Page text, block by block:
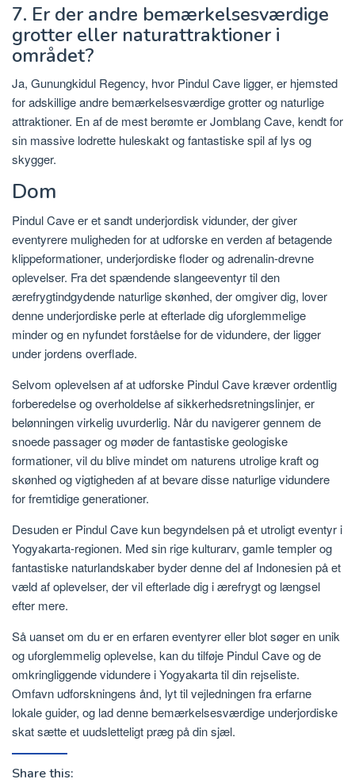
7. Er der andre bemærkelsesværdige
grotter eller naturattraktioner i
området?
Ja, Gunungkidul Regency, hvor Pindul Cave ligger, er hjemsted
for adskillige andre bemærkelsesværdige grotter og naturlige
attraktioner. En af de mest berømte er Jomblang Cave, kendt for
sin massive lodrette huleskakt og fantastiske spil af lys og
skygger.
Dom
Pindul Cave er et sandt underjordisk vidunder, der giver
eventyrere muligheden for at udforske en verden af ​​betagende
klippeformationer, underjordiske floder og adrenalin-drevne
oplevelser. Fra det spændende slangeeventyr til den
ærefrygtindgydende naturlige skønhed, der omgiver dig, lover
denne underjordiske perle at efterlade dig uforglemmelige
minder og en nyfundet forståelse for de vidundere, der ligger
under jordens overflade.
Selvom oplevelsen af ​​at udforske Pindul Cave kræver ordentlig
forberedelse og overholdelse af sikkerhedsretningslinjer, er
belønningen virkelig uvurderlig. Når du navigerer gennem de
snoede passager og møder de fantastiske geologiske
formationer, vil du blive mindet om naturens utrolige kraft og
skønhed og vigtigheden af ​​at bevare disse naturlige vidundere
for fremtidige generationer.
Desuden er Pindul Cave kun begyndelsen på et utroligt eventyr i
Yogyakarta-regionen. Med sin rige kulturarv, gamle templer og
fantastiske naturlandskaber byder denne del af Indonesien på et
væld af oplevelser, der vil efterlade dig i ærefrygt og længsel
efter mere.
Så uanset om du er en erfaren eventyrer eller blot søger en unik
og uforglemmelig oplevelse, kan du tilføje Pindul Cave og de
omkringliggende vidundere i Yogyakarta til din rejseliste.
Omfavn udforskningens ånd, lyt til vejledningen fra erfarne
lokale guider, og lad denne bemærkelsesværdige underjordiske
skat sætte et uudsletteligt præg på din sjæl.
Share this: